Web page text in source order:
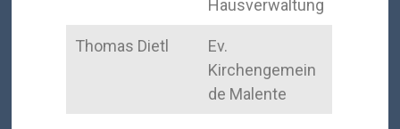
Hausverwaltung
Thomas Dietl
Ev.
Kirchengemein
de Malente